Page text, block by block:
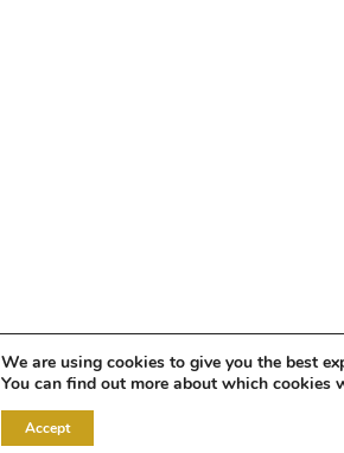
We are using cookies to give you the best
You can find out more about which
Accept